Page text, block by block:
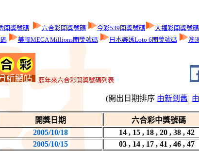
開獎號碼 六合彩開獎號碼 今彩539開獎號碼 大福彩開獎號碼
美國MEGA Millions開獎號碼 日本樂透Loto 6開獎號碼 澳
歷年來六合彩開獎號碼列表
(開出日期排序 由新到舊
開獎日期 六合彩中獎號碼
2005/10/18 14 , 15 , 18 , 20 , 38 , 42
2005/10/15 03 , 14 , 17 , 41 , 46 , 47